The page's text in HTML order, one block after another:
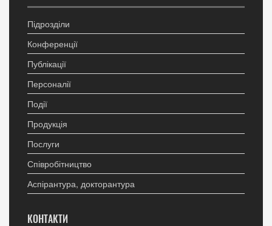
Підрозділи
Конференції
Публікації
Персоналії
Події
Продукція
Послуги
Співробітництво
Аспірантура, докторантура
КОНТАКТИ